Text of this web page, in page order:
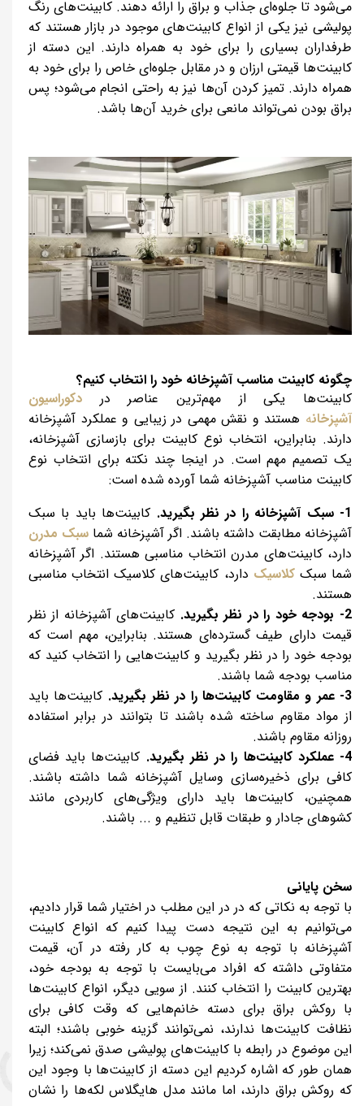
می‌شود تا جلوه‌ای جذاب و براق را ارائه دهند. کابینت‌های رنگ
پولیشی نیز یکی از انواع کابینت‌های موجود در بازار هستند که
طرفداران بسیاری را برای خود به همراه دارند. این دسته از
کابینت‌ها قیمتی ارزان و در مقابل جلوه‌ای خاص را برای خود به
همراه دارند. تمیز کردن آن‌ها نیز به راحتی انجام می‌شود؛ پس
براق بودن نمی‌تواند مانعی برای خرید آن‌ها باشد.
چگونه کابینت مناسب آشپزخانه خود را انتخاب کنیم؟
کابینت‌ها یکی از مهم‌ترین عناصر در
دکوراسیون
آشپزخانه هستند و نقش مهمی در زیبایی و عملکرد آشپزخانه
دارند. بنابراین، انتخاب نوع کابینت برای بازسازی آشپزخانه،
یک تصمیم مهم است. در اینجا چند نکته برای انتخاب نوع
کابینت مناسب آشپزخانه شما آورده شده است:
1- سبک آشپزخانه را در نظر بگیرید.
کابینت‌ها باید با سبک
آشپزخانه مطابقت داشته باشند. اگر آشپزخانه شما سبک مدرن
دارد، کابینت‌های مدرن انتخاب مناسبی هستند. اگر آشپزخانه
شما سبککلاسیک دارد، کابینت‌های کلاسیک انتخاب مناسبی
هستند.
2- بودجه خود را در نظر بگیرید.
کابینت‌های آشپزخانه از نظر
قیمت دارای طیف گسترده‌ای هستند. بنابراین، مهم است که
بودجه خود را در نظر بگیرید و کابینت‌هایی را انتخاب کنید که
مناسب بودجه شما باشند.
3- عمر و مقاومت کابینت‌ها را در نظر بگیرید.
کابینت‌ها باید
از مواد مقاوم ساخته شده باشند تا بتوانند در برابر استفاده
روزانه مقاوم باشند.
4- عملکرد کابینت‌ها را در نظر بگیرید.
کابینت‌ها باید فضای
کافی برای ذخیره‌سازی وسایل آشپزخانه شما داشته باشند.
همچنین، کابینت‌ها باید دارای ویژگی‌های کاربردی مانند
کشوهای جادار و طبقات قابل تنظیم و ... باشند.
سخن پایانی
با توجه به نکاتی که در در این مطلب در اختیار شما قرار دادیم،
می‌توانیم به این نتیجه دست پیدا کنیم که انواع کابینت
آشپزخانه با توجه به نوع چوب به کار رفته در آن، قیمت
متفاوتی داشته که افراد می‌بایست با توجه به بودجه خود،
بهترین کابینت را انتخاب کنند. از سویی دیگر، انواع کابینت‌ها
با روکش براق برای دسته خانم‌هایی که وقت کافی برای
نظافت کابینت‌ها ندارند، نمی‌توانند گزینه خوبی باشند؛ البته
این موضوع در رابطه با کابینت‌های پولیشی صدق نمی‌کند؛ زیرا
همان طور که اشاره کردیم این دسته از کابینت‌ها با وجود این
که روکش براق دارند، اما مانند مدل هایگلاس لکه‌ها را نشان